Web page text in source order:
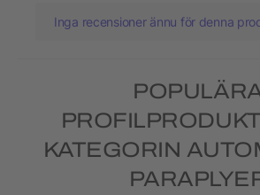
Inga recensioner ännu för denna
KATEGORIN